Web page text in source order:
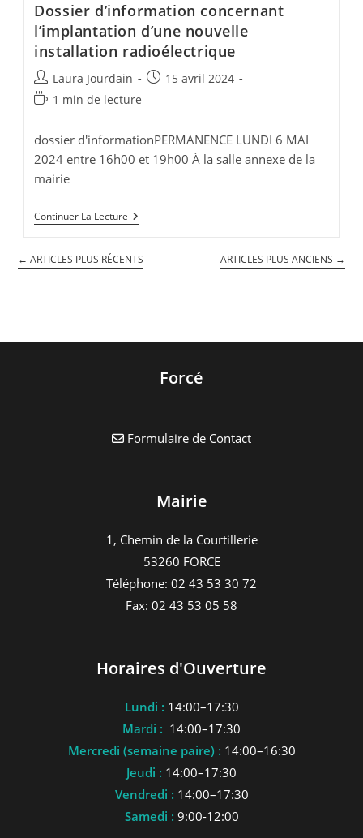
Dossier d’information concernant
l’implantation d’une nouvelle
installation radioélectrique
Auteur/autrice
de
Laura Jourdain
Publication
15 avril 2024
Temps
lecture :
1 min de lecture
dossier d'informationPERMANENCE LUNDI 6 MAI
2024 entre 16h00 et 19h00 À la salle annexe de la
mairie
Continuer La Lecture Dossier
D’information
L’implantation
D’une
← ARTICLES PLUS RÉCENTS ARTICLES PLUS ANCIENS →
Forcé
Formulaire de Contact
Mairie
1, Chemin de la Courtillerie
53260 FORCE
Téléphone: 02 43 53 30 72
Fax: 02 43 53 05 58
Horaires d'Ouverture
Lundi : 14:00–17:30
Mardi : 14:00–17:30
Mercredi (semaine paire) : 14:00–16:30
Jeudi : 14:00–17:30
Vendredi : 14:00–17:30
Samedi : 9:00-12:00